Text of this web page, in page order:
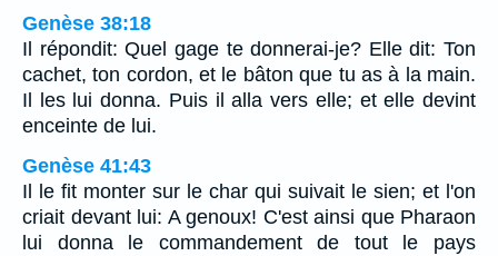
Genèse 38:18
Il répondit: Quel gage te donnerai-je? Elle dit: Ton
cachet, ton cordon, et le bâton que tu as à la main.
Il les lui donna. Puis il alla vers elle; et elle devint
enceinte de lui.
Genèse 41:43
Il le fit monter sur le char qui suivait le sien; et l'on
criait devant lui: A genoux! C'est ainsi que Pharaon
lui donna le commandement de tout le pays